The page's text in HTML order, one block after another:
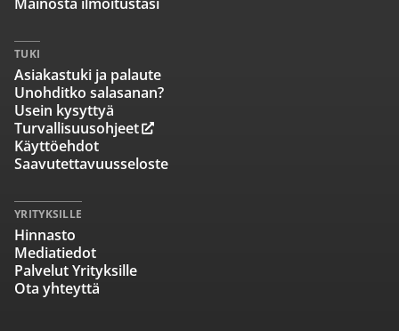
TUKI
Asiakastuki ja palaute
Unohditko salasanan?
Usein kysyttyä
Turvallisuusohjeet
Käyttöehdot
Saavutettavuusseloste
YRITYKSILLE
Hinnasto
Mediatiedot
Palvelut Yrityksille
Ota yhteyttä